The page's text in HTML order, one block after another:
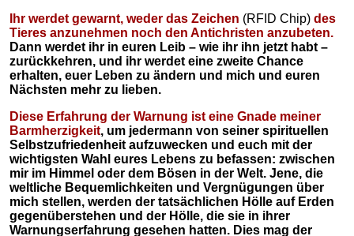
Ihr werdet gewarnt, weder das Zeichen (RFID Chip) des
Tieres anzunehmen noch den Antichristen anzubeten.
Dann werdet ihr in euren Leib – wie ihr ihn jetzt habt –
zurückkehren, und ihr werdet eine zweite Chance
erhalten, euer Leben zu ändern und mich und euren
Nächsten mehr zu lieben.
Diese Erfahrung der Warnung ist eine Gnade meiner
Barmherzigkeit, um jedermann von seiner spirituellen
Selbstzufriedenheit aufzuwecken und euch mit der
wichtigsten Wahl eures Lebens zu befassen: zwischen
mir im Himmel oder dem Bösen in der Welt. Jene, die
weltliche Bequemlichkeiten und Vergnügungen über
mich stellen, werden der tatsächlichen Hölle auf Erden
gegenüberstehen und der Hölle, die sie in ihrer
Warnungserfahrung gesehen hatten. Dies mag der